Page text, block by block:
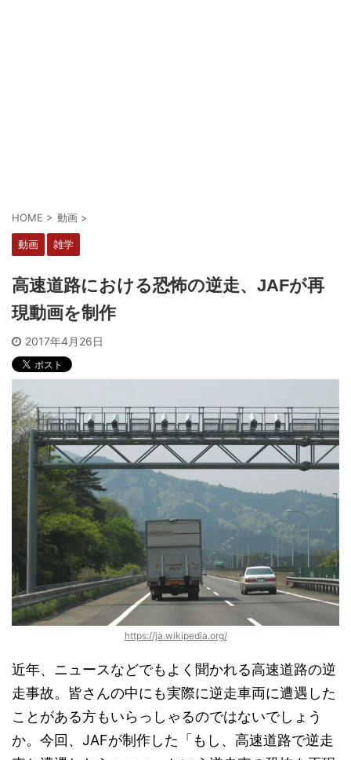
HOME > 動画 >
動画 雑学
高速道路における恐怖の逆走、JAFが再
現動画を制作
2017年4月26日
https://ja.wikipedia.org/
近年、ニュースなどでもよく聞かれる高速道路の逆
走事故。皆さんの中にも実際に逆走車両に遭遇した
ことがある方もいらっしゃるのではないでしょう
か。今回、JAFが制作した「もし、高速道路で逆走